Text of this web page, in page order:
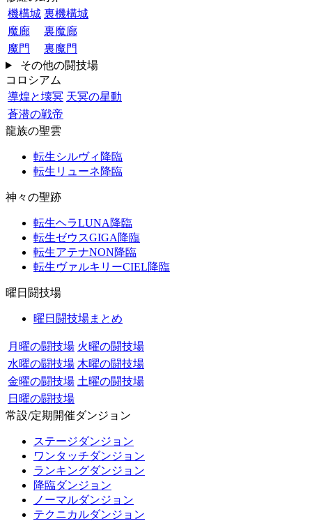
機構城 裏機構城
魔廊
裏魔廊
魔門
裏魔門
その他の闘技場
コロシアム
導煌と壊冥 天冥の星動
蒼潜の戦帝
龍族の聖雲
転生シルヴィ降臨
転生リューネ降臨
神々の聖跡
転生ヘラLUNA降臨
転生ゼウスGIGA降臨
転生アテナNON降臨
転生ヴァルキリーCIEL降臨
曜日闘技場
曜日闘技場まとめ
月曜の闘技場 火曜の闘技場
水曜の闘技場 木曜の闘技場
金曜の闘技場 土曜の闘技場
日曜の闘技場
常設/定期開催ダンジョン
ステージダンジョン
ワンタッチダンジョン
ランキングダンジョン
降臨ダンジョン
ノーマルダンジョン
テクニカルダンジョン